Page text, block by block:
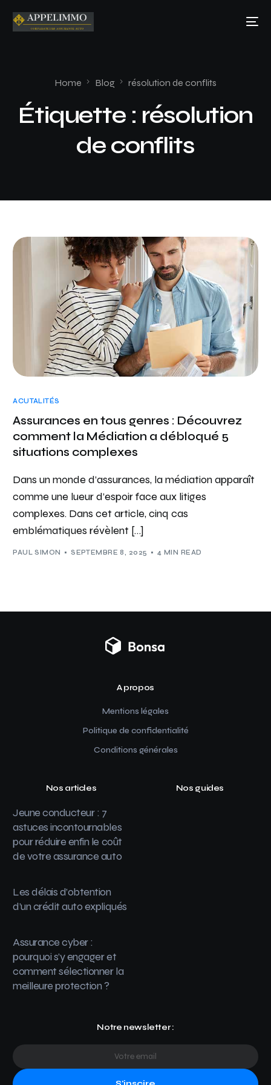
Home Blog résolution de conflits
Étiquette : résolution
de conflits
ACUTALITÉS
Assurances en tous genres : Découvrez
comment la Médiation a débloqué 5
situations complexes
Dans un monde d’assurances, la médiation apparaît
comme une lueur d’espoir face aux litiges
complexes. Dans cet article, cinq cas
emblématiques révèlent […]
PAUL SIMON SEPTEMBRE 8, 2025 4 MIN READ
A propos
Mentions légales
Politique de confidentialité
Conditions générales
Nos articles
Jeune conducteur : 7
astuces incontournables
pour réduire enfin le coût
de votre assurance auto
Les délais d’obtention
d’un crédit auto expliqués
Assurance cyber :
pourquoi s’y engager et
comment sélectionner la
meilleure protection ?
Nos guides
Notre newsletter :